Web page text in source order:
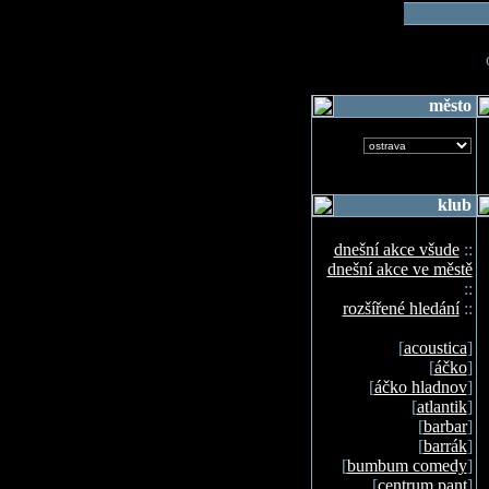
město
klub
dnešní akce všude::
dnešní akce ve městě
::
rozšířené hledání::
[acoustica]
[áčko]
[áčko hladnov]
[atlantik]
[barbar]
[barrák]
[bumbum comedy]
[centrum pant]